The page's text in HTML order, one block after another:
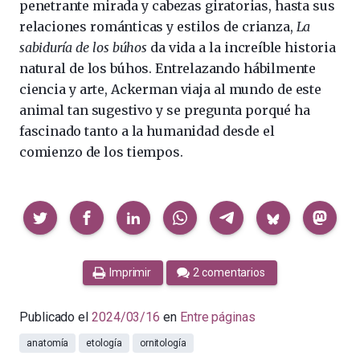
penetrante mirada y cabezas giratorias, hasta sus
relaciones románticas y estilos de crianza, La
sabiduría de los búhos da vida a la increíble historia
natural de los búhos. Entrelazando hábilmente
ciencia y arte, Ackerman viaja al mundo de este
animal tan sugestivo y se pregunta porqué ha
fascinado tanto a la humanidad desde el
comienzo de los tiempos.
Compartir
Imprimir 2 comentarios
Publicado el 2024/03/16 en Entre páginas
anatomía etología ornitología